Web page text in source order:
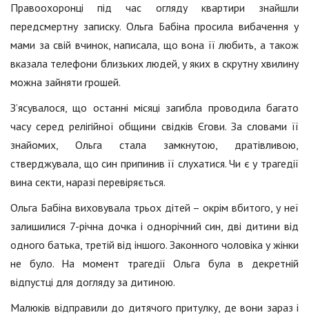
Правоохоронці під час огляду квартири знайшли
передсмертну записку. Ольга Бабіна просила вибачення у
мами за свій вчинок, написала, що вона її любить, а також
вказала телефони близьких людей, у яких в скрутну хвилину
можна зайняти грошей.
З’ясувалося, що останні місяці загибла проводила багато
часу серед релігійної общини свідків Єгови. За словами її
знайомих, Ольга стала замкнутою, дратівливою,
стверджувала, що син припинив її слухатися. Чи є у трагедії
вина секти, наразі перевіряється.
Ольга Бабіна виховувала трьох дітей – окрім вбитого, у неї
залишилися 7-річна дочка і однорічний син, дві дитини від
одного батька, третій від іншого. Законного чоловіка у жінки
не було. На момент трагедії Ольга була в декретній
відпустці для догляду за дитиною.
Малюків відправили до дитячого притулку, де вони зараз і